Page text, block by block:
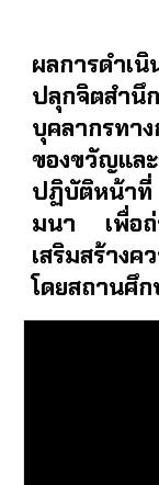
ผลการดำเ
ปลุกจิตสำนึ
บุคลากรทา
ของขวัญแล
ปฏิบัติหน้าที่
มนา เพื่อถ่
เสริมสร้าง
โดยสถานศึ